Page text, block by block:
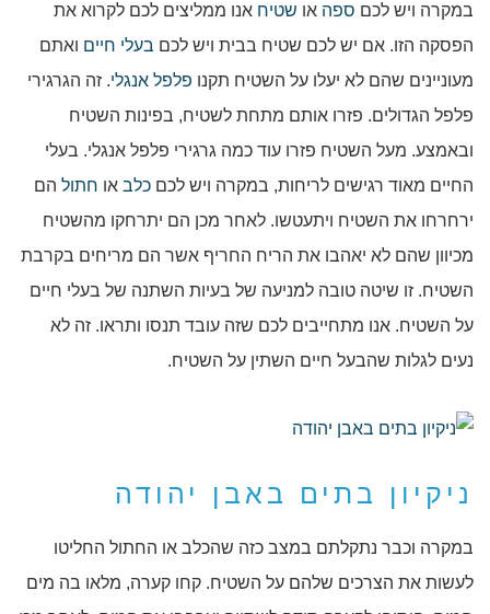
במקרה ויש לכם ספה או שטיח אנו ממליצים לכם לקרוא את
הפסקה הזו. אם יש לכם שטיח בבית ויש לכם בעלי חיים ואתם
מעוניינים שהם לא יעלו על השטיח תקנו פלפל אנגלי. זה הגרגירי
פלפל הגדולים. פזרו אותם מתחת לשטיח, בפינות השטיח
ובאמצע. מעל השטיח פזרו עוד כמה גרגירי פלפל אנגלי. בעלי
החיים מאוד רגישים לריחות, במקרה ויש לכם כלב או חתול הם
ירחרחו את השטיח ויתעטשו. לאחר מכן הם יתרחקו מהשטיח
מכיוון שהם לא יאהבו את הריח החריף אשר הם מריחים בקרבת
השטיח. זו שיטה טובה למניעה של בעיות השתנה של בעלי חיים
על השטיח. אנו מתחייבים לכם שזה עובד תנסו ותראו. זה לא
נעים לגלות שהבעל חיים השתין על השטיח.
ניקיון בתים באבן יהודה
במקרה וכבר נתקלתם במצב כזה שהכלב או החתול החליטו
לעשות את הצרכים שלהם על השטיח. קחו קערה, מלאו בה מים